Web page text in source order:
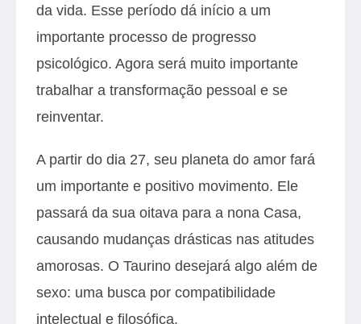
da vida. Esse período dá início a um
importante processo de progresso
psicológico. Agora será muito importante
trabalhar a transformação pessoal e se
reinventar.
A partir do dia 27, seu planeta do amor fará
um importante e positivo movimento. Ele
passará da sua oitava para a nona Casa,
causando mudanças drásticas nas atitudes
amorosas. O Taurino desejará algo além de
sexo: uma busca por compatibilidade
intelectual e filosófica.